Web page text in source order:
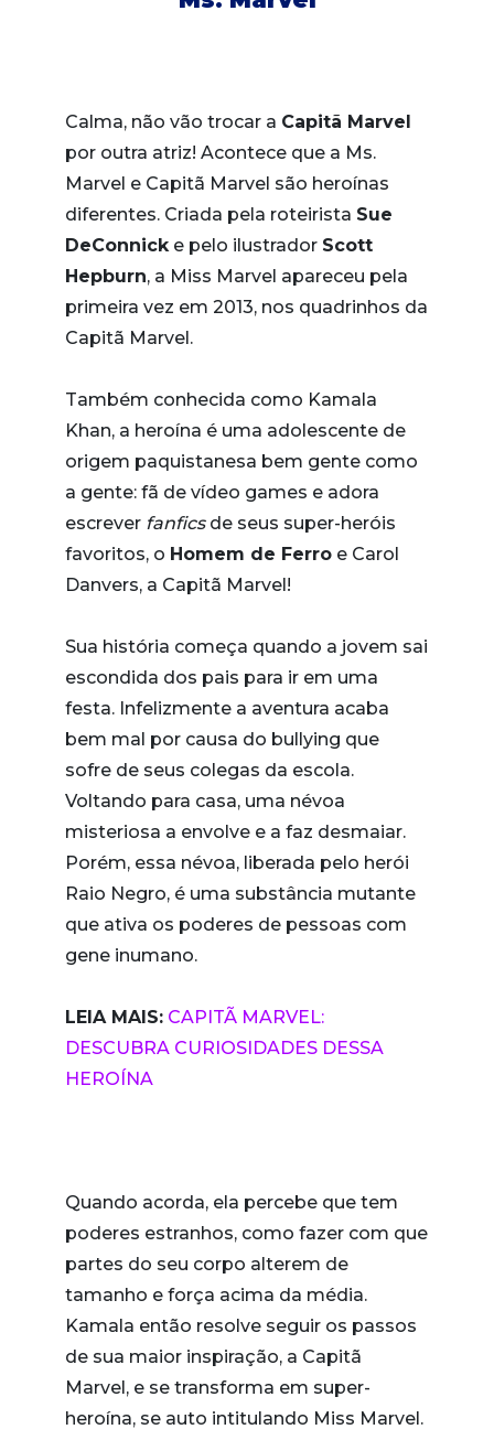
Calma, não vão trocar a Capitã Marvel
por outra atriz! Acontece que a Ms.
Marvel e Capitã Marvel são heroínas
diferentes. Criada pela roteirista Sue
DeConnick e pelo ilustrador Scott
Hepburn, a Miss Marvel apareceu pela
primeira vez em 2013, nos quadrinhos da
Capitã Marvel.
Também conhecida como Kamala
Khan, a heroína é uma adolescente de
origem paquistanesa bem gente como
a gente: fã de vídeo games e adora
escrever fanficsde seus super-heróis
favoritos, o Homem de Ferro e Carol
Danvers, a Capitã Marvel!
Sua história começa quando a jovem sai
escondida dos pais para ir em uma
festa. Infelizmente a aventura acaba
bem mal por causa do bullying que
sofre de seus colegas da escola.
Voltando para casa, uma névoa
misteriosa a envolve e a faz desmaiar.
Porém, essa névoa, liberada pelo herói
Raio Negro, é uma substância mutante
que ativa os poderes de pessoas com
gene inumano.
LEIA MAIS: CAPITÃ MARVEL:
DESCUBRA CURIOSIDADES DESSA
HEROÍNA
Quando acorda, ela percebe que tem
poderes estranhos, como fazer com que
partes do seu corpo alterem de
tamanho e força acima da média.
Kamala então resolve seguir os passos
de sua maior inspiração, a Capitã
Marvel, e se transforma em super-
heroína, se auto intitulando Miss Marvel.